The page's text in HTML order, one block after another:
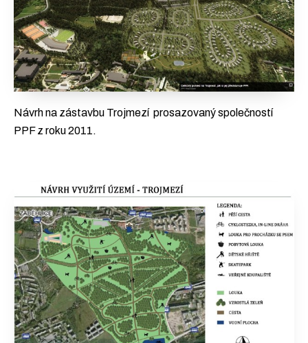
Návrh na zástavbu Trojmezí prosazovaný společností
PPF z roku 2011.